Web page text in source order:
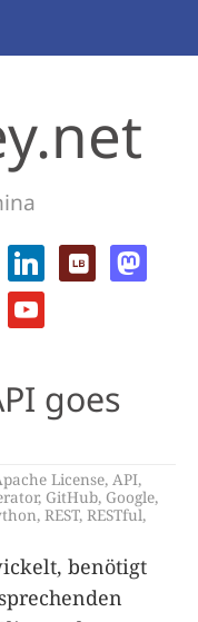
goes
License, API,
, GitHub, Google,
, REST, RESTful,
benötigt